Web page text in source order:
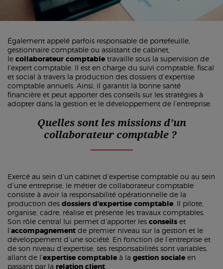
Également appelé parfois responsable de portefeuille,
gestionnaire comptable ou assistant de cabinet,
le collaborateur comptable travaille sous la supervision de
l’expert comptable. Il est en charge du suivi comptable, fiscal
et social à travers la production des dossiers d’expertise
comptable annuels. Ainsi, il garantit la bonne santé
financière et peut apporter des conseils sur les stratégies à
adopter dans la gestion et le développement de l’entreprise.
Quelles sont les missions d’un
collaborateur comptable ?
Exercé au sein d’un cabinet d’expertise comptable ou au sein
d’une entreprise, le métier de collaborateur comptable
consiste à avoir la responsabilité opérationnelle de la
production des dossiers d’expertise comptable. Il pilote,
organise, cadre, réalise et présente les travaux comptables.
Son rôle central lui permet d’apporter les conseils et
l’accompagnement de premier niveau sur la gestion et le
développement d’une société. En fonction de l’entreprise et
de son niveau d’expertise, ses responsabilités sont variables,
allant de l’expertise comptable à la gestion sociale en
passant par la relation client.